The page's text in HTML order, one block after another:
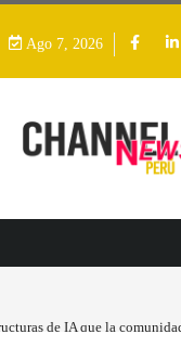
Ago 7, 2026
RDNA 5 ya están en fase